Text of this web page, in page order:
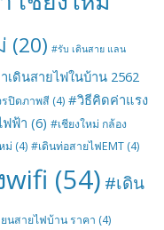
(20) #รับ เดินสาย แลน
เดินสายไฟในบ้าน 2562
ปิดภาพสี (4) #วิธีคิดค่าแรง
ฟฟ้า (6) #เชียงใหม่ กล้อง
ม่ (4) #เดินท่อสายไฟEMT (4)
(54) #เดิน
นสายไฟบ้าน ราคา (4)